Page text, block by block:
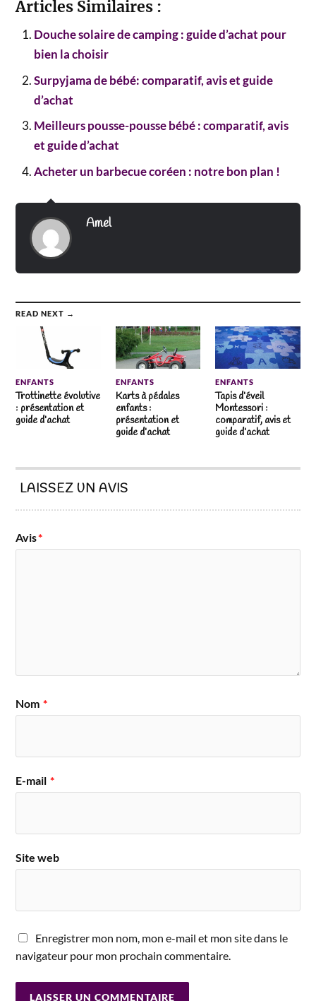
Articles Similaires :
Douche solaire de camping : guide d’achat pour
bien la choisir
Surpyjama de bébé: comparatif, avis et guide
d’achat
Meilleurs pousse-pousse bébé : comparatif, avis
et guide d’achat
Acheter un barbecue coréen : notre bon plan !
Amel
READ NEXT →
ENFANTS
Trottinette évolutive
: présentation et
guide d’achat
ENFANTS
Karts à pédales
enfants :
présentation et
guide d’achat
ENFANTS
Tapis d’éveil
Montessori :
comparatif, avis et
guide d’achat
LAISSEZ UN AVIS
Avis*
Nom *
E-mail *
Site web
Enregistrer mon nom, mon e-mail et mon site dans le
navigateur pour mon prochain commentaire.